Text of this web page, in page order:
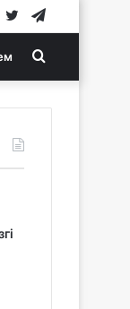
Twitter
Facebook
Search
for